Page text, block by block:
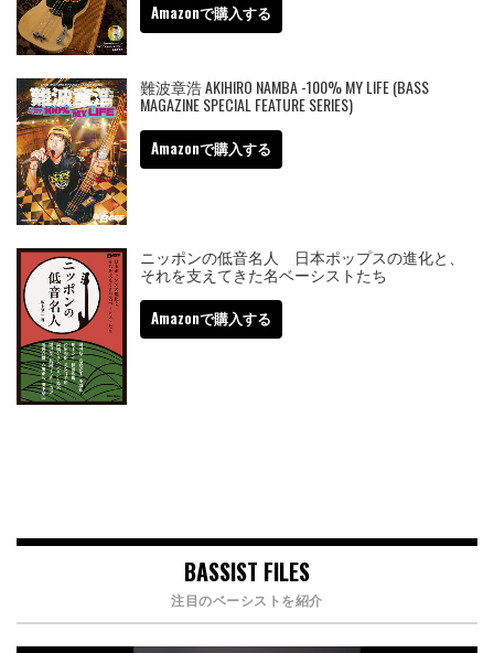
Amazonで購入する
難波章浩 AKIHIRO NAMBA -100% MY LIFE (BASS
MAGAZINE SPECIAL FEATURE SERIES)
Amazonで購入する
ニッポンの低音名人 日本ポップスの進化と、
それを支えてきた名ベーシストたち
Amazonで購入する
BASSIST FILES
注目のベーシストを紹介